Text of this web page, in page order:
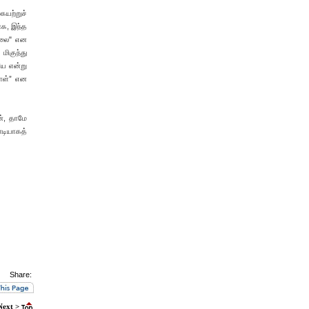
இந்த
என
என்று
என
தாமே
Share:
>